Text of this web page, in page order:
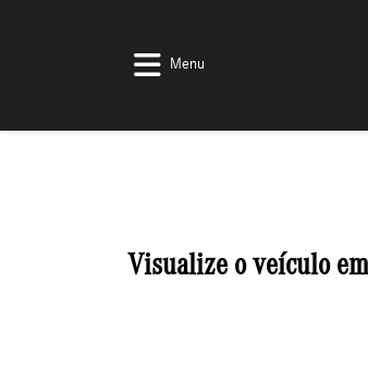
Menu
Visualize o veículo